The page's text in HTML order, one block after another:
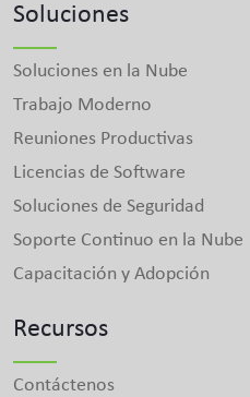
Soluciones
Soluciones en la Nube
Trabajo Moderno
Reuniones Productivas
Licencias de Software
Soluciones de Seguridad
Soporte Continuo en la Nube
Capacitación y Adopción
Recursos
Contáctenos